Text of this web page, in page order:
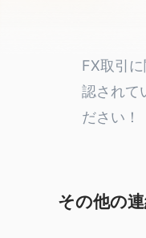
5
6
8
FX取引
認されて
ださい！
その他の